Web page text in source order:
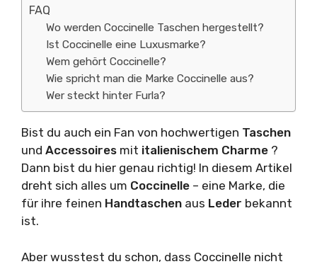
FAQ
Wo werden Coccinelle Taschen hergestellt?
Ist Coccinelle eine Luxusmarke?
Wem gehört Coccinelle?
Wie spricht man die Marke Coccinelle aus?
Wer steckt hinter Furla?
Bist du auch ein Fan von hochwertigen Taschen
und Accessoires mit italienischem Charme ?
Dann bist du hier genau richtig! In diesem Artikel
dreht sich alles um Coccinelle – eine Marke, die
für ihre feinen Handtaschen aus Leder bekannt
ist.
Aber wusstest du schon, dass Coccinelle nicht